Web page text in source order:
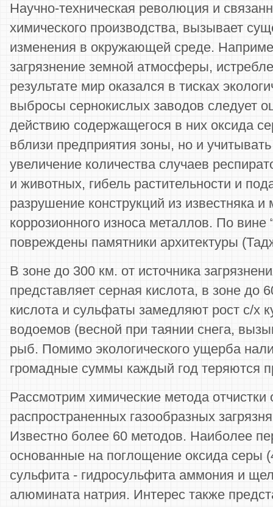
Научно-техническая революция и
химического производства, вызывает
изменения в окружающей среде.
загрязнение земной атмосферы,
результате мир оказался в тисках
выбросы сернокислых заводов следует
действию содержащегося в них оксида
вблизи предприятия зоны, но и
увеличение количества случаев
и животных, гибель растительности и
разрушение конструкций из известняка
коррозионного износа металлов. По вине
повреждены памятники архитектуры
В зоне до 300 км. от источника
представляет серная кислота, в зоне до
кислота и сульфаты замедляют рост с/х
водоемов (весной при таянии снега,
рыб. Помимо экологического ущерба
громадные суммы каждый год теряются
Рассмотрим химические метода отчистки
распространенных газообразных
Известно более 60 методов. Наиболее
основанные на поглощение оксида серы
сульфита - гидросульфита аммония и
алюмината натрия. Интерес также